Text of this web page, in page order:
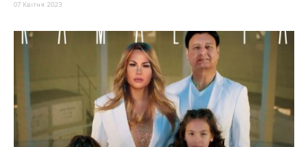
07 Квітня 2023